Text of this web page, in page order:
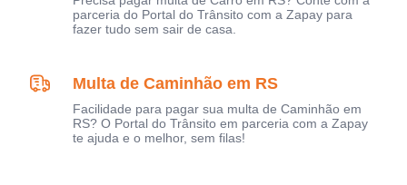
parceria do Portal do Trânsito com a Zapay para
fazer tudo sem sair de casa.
Multa de Caminhão em RS
Facilidade para pagar sua multa de Caminhão em
RS? O Portal do Trânsito em parceria com a Zapay
te ajuda e o melhor, sem filas!